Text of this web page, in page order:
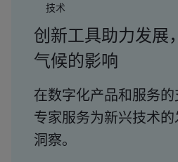
技术
创新工具助力发展
气候的影响
在数字化产品和服务
专家服务为新兴技术
洞察。